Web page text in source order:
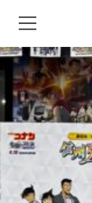
track